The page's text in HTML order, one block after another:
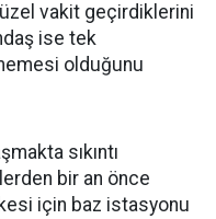
vakit geçirdiklerini
ise tek
olduğunu
sıkıntı
bir an önce
için baz istasyonu